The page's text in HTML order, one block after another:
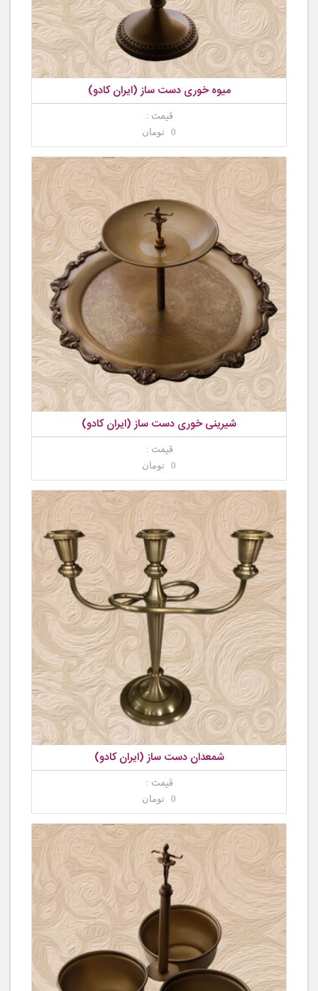
میوه خوری دست ساز (ایران کادو)
قیمت :
0 تومان
شیرینی خوری دست ساز (ایران کادو)
قیمت :
0 تومان
شمعدان دست ساز (ایران کادو)
قیمت :
0 تومان